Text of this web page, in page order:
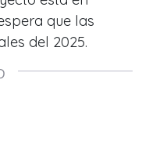
que las
del 2025.